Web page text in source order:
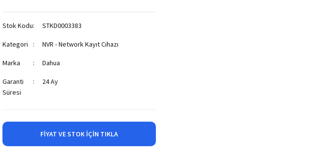
Stok Kodu STKD0003383
Kategori NVR - Network Kayıt Cihazı
Marka Dahua
Garanti
Süresi
24 Ay
FIYAT VE STOK İÇIN TIKLA